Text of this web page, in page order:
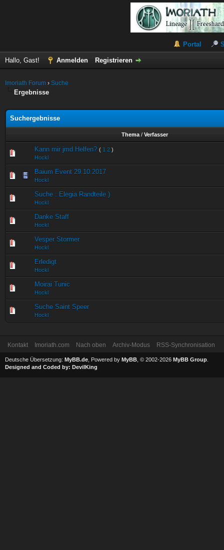
Portal
Hallo, Gast! Anmelden Registrieren
Imoriath Forum › Suche
Ergebnisse
Suchergebnisse
Thema / Verfasser
Kann mir jmd Helfen? ( 1 2 )
Hockl
Baium Event 29.10.2017
Hockl
Suche : Elegia Randteile )
Hockl
Danke Staff
Hockl
Vesper Stormer
Hockl
Erledigt
Hockl
Moirai Tunic
Hockl
Suche Saint Speer
Hockl
Kontakt Imoriath.com Nach oben Archiv-Modus RSS-Synchronisation
Deutsche Übersetzung: MyBB.de , Powered by MyBB , © 2002-2026 MyBB Group
Designed and Coded by: DevilKing